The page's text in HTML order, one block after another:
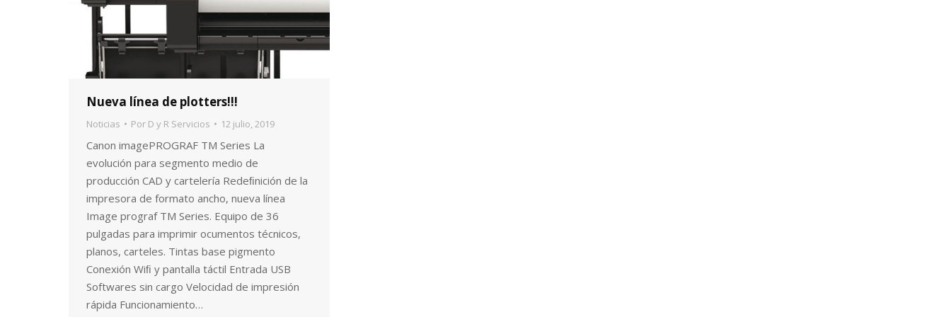
Nueva línea de plotters!!!
Noticias Por D y R Servicios 12 julio, 2019
Canon imagePROGRAF TM Series La
evolución para segmento medio de
producción CAD y cartelería Redeﬁnición de la
impresora de formato ancho, nueva línea
Image prograf TM Series. Equipo de 36
pulgadas para imprimir ocumentos técnicos,
planos, carteles. Tintas base pigmento
Conexión Wiﬁ y pantalla táctil Entrada USB
Softwares sin cargo Velocidad de impresión
rápida Funcionamiento…